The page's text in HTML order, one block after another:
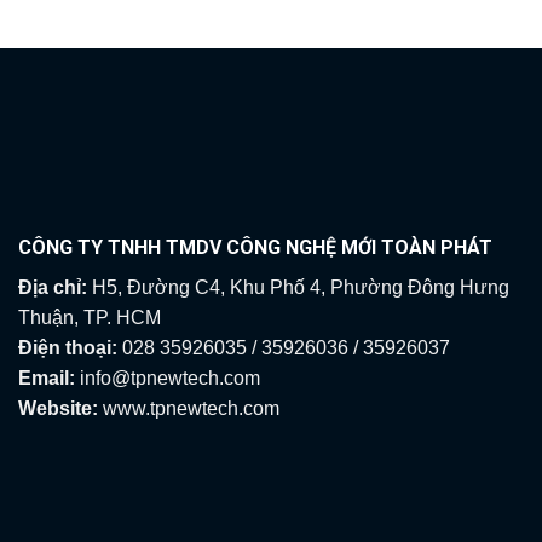
CÔNG TY TNHH TMDV CÔNG NGHỆ MỚI TOÀN PHÁT
Địa chỉ: H5, Đường C4, Khu Phố 4, Phường Đông Hưng
Thuận, TP. HCM
Điện thoại: 028 35926035 / 35926036 / 35926037
Email: info@tpnewtech.com
Website: www.tpnewtech.com